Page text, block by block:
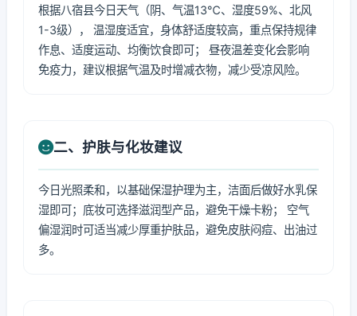
根据八宿县今日天气（阴、气温13℃、湿度59%、北风
1-3级）， 温湿度适宜，身体舒适度较高，重点保持规律
作息、适度运动、均衡饮食即可； 昼夜温差变化会影响
免疫力，建议根据气温及时增减衣物，减少受凉风险。
二、护肤与化妆建议
今日光照柔和，以基础保湿护理为主，洁面后做好水乳保
湿即可；底妆可选择滋润型产品，避免干燥卡粉； 空气
偏湿润时可适当减少厚重护肤品，避免皮肤闷痘、出油过
多。